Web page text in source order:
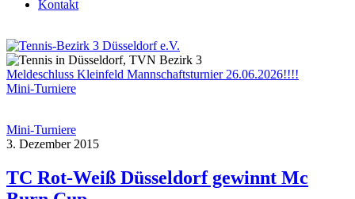
Kontakt
Meldeschluss Kleinfeld Mannschaftsturnier 26.06.2026!!!!
Mini-Turniere
Mini-Turniere
3. Dezember 2015
TC Rot-Weiß Düsseldorf gewinnt Mc